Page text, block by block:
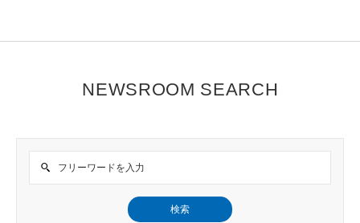
NEWSROOM SEARCH
検索